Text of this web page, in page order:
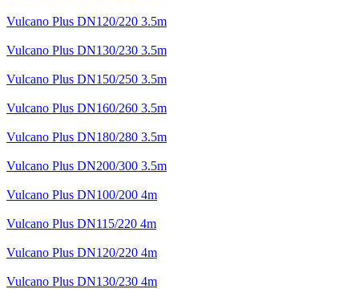
Vulcano Plus DN120/220 3.5m
Vulcano Plus DN130/230 3.5m
Vulcano Plus DN150/250 3.5m
Vulcano Plus DN160/260 3.5m
Vulcano Plus DN180/280 3.5m
Vulcano Plus DN200/300 3.5m
Vulcano Plus DN100/200 4m
Vulcano Plus DN115/220 4m
Vulcano Plus DN120/220 4m
Vulcano Plus DN130/230 4m